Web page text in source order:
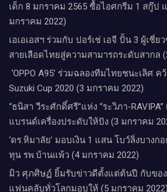
เด็ก 8 มกราคม 2565 ซื้อไอศกรีม 1 สกู๊ป
มกราคม 2022)
เอเอเอสฯ ร่วมกับ ปอร์เช่ เอจี ปั้น 3 ผู้เชี่
สายเลือดไทยสู่ความสามารถระดับสากล
‘OPPO A95’ ร่วมฉลองทีมไทยชนะเลิศ ค
Suzuki Cup 2020 (3 มกราคม 2022)
“ธนิสา วีระศักดิ์ศรี”แห่ง “ระวิภา-
แบรนด์เครื่องประดับให้ปัง (3 มกราคม
‘ดร.หิมาลัย’ มอบเงิน 1 แสน โบว์ลิ่งบาง
ทุน รพ.บ้านแพ้ว (4 มกราคม 2022)
มิว ศุภศิษฏ์ ยิ้มรับข่าวดีตั้งแต่ต้นปี กับข
แฟนคลับทั่วโลกมอบให้ (5 มกราคม 2022)